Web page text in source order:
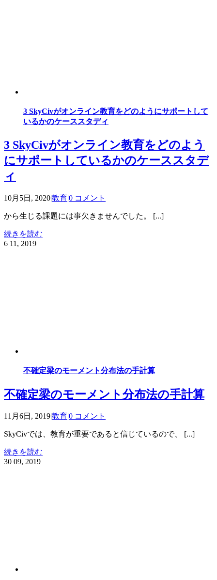
3 SkyCivがオンライン教育をどのようにサポートして
いるかのケーススタディ
3 SkyCivがオンライン教育をどのよう
にサポートしているかのケーススタデ
ィ
10月5日, 2020|教育|0 コメント
から生じる課題には事欠きませんでした。 [...]
続きを読む
6 11, 2019
不確定梁のモーメント分布法の手計算
不確定梁のモーメント分布法の手計算
11月6日, 2019|教育|0 コメント
SkyCivでは、教育が重要であると信じているので、 [...]
続きを読む
30 09, 2019